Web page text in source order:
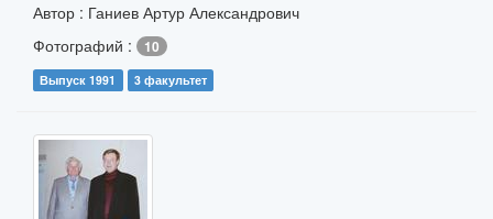
Автор : Ганиев Артур Александрович
Фотографий :
10
Выпуск 1991 3 факультет